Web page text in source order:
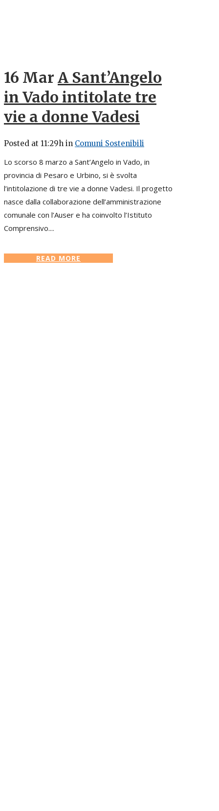
16 Mar A Sant’Angelo
in Vado intitolate tre
vie a donne Vadesi
Posted at 11:29h in Comuni Sostenibili
Lo scorso 8 marzo a Sant’Angelo in Vado, in
provincia di Pesaro e Urbino, si è svolta
l’intitolazione di tre vie a donne Vadesi. Il progetto
nasce dalla collaborazione dell’amministrazione
comunale con l’Auser e ha coinvolto l’Istituto
Comprensivo....
READ MORE